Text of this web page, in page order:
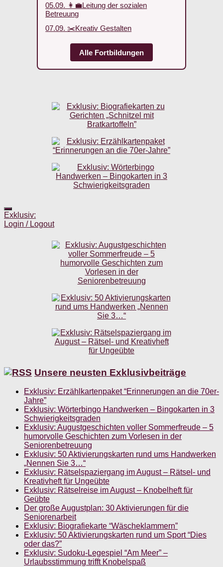
05.09. 👩‍💼Leitung der sozialen
Betreuung
07.09. ✂️Kreativ Gestalten
Alle Fortbildungen
Exklusiv:
Login / Logout
Unsere neusten Exklusivbeiträge
Exklusiv: Erzählkartenpaket “Erinnerungen an die 70er-
Jahre”
Exklusiv: Wörterbingo Handwerken – Bingokarten in 3
Schwierigkeitsgraden
Exklusiv: Augustgeschichten voller Sommerfreude – 5
humorvolle Geschichten zum Vorlesen in der
Seniorenbetreuung
Exklusiv: 50 Aktivierungskarten rund ums Handwerken
„Nennen Sie 3…“
Exklusiv: Rätselspaziergang im August – Rätsel- und
Kreativheft für Ungeübte
Exklusiv: Rätselreise im August – Knobelheft für
Geübte
Der große Augustplan: 30 Aktivierungen für die
Seniorenarbeit
Exklusiv: Biografiekarte “Wäscheklammern”
Exklusiv: 50 Aktivierungskarten rund um Sport “Dies
oder das?”
Exklusiv: Sudoku-Legespiel “Am Meer” –
Urlaubsstimmung trifft Knobelspaß